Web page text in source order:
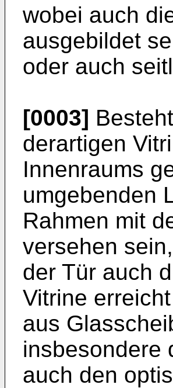
wobei auch
ausgebildet
oder auch
[0003]
derartigen
Innenraums
umgebenden
Rahmen mit
versehen
der Tür auch
Vitrine
aus
insbesondere
auch den